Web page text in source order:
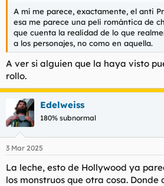
A mí me parece, exactamente, el anti
esa me parece una peli romántica de
que cuenta la realidad de lo que
a los personajes, no como en aquella.
A ver si alguien que la haya visto
rollo.
Edelweiss
180% subnormal
3 Mar 2025
La leche, esto de Hollywood ya
los monstruos que otra cosa. Donde